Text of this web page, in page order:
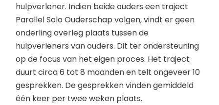
hulpverlener. Indien beide ouders een traject
Parallel Solo Ouderschap volgen, vindt er geen
onderling overleg plaats tussen de
hulpverleners van ouders. Dit ter ondersteuning
op de focus van het eigen proces. Het traject
duurt circa 6 tot 8 maanden en telt ongeveer 10
gesprekken. De gesprekken vinden gemiddeld
één keer per twee weken plaats.